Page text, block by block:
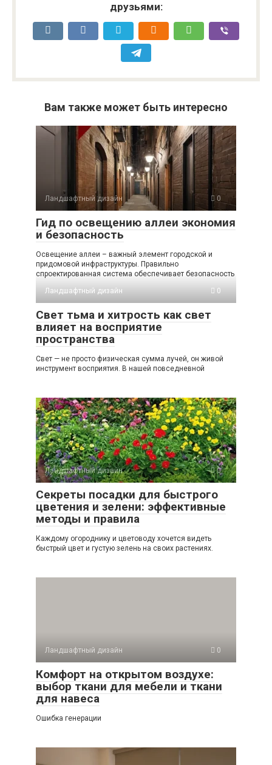
друзьями:
Вам также может быть интересно
Ландшафтный дизайн 0
Гид по освещению аллеи экономия
и безопасность
Освещение аллеи – важный элемент городской и
придомовой инфраструктуры. Правильно
спроектированная система обеспечивает безопасность
Ландшафтный дизайн
0
Свет тьма и хитрость как свет
влияет на восприятие
пространства
Свет — не просто физическая сумма лучей, он живой
инструмент восприятия. В нашей повседневной
Ландшафтный дизайн 0
Секреты посадки для быстрого
цветения и зелени: эффективные
методы и правила
Каждому огороднику и цветоводу хочется видеть
быстрый цвет и густую зелень на своих растениях.
Ландшафтный дизайн 0
Комфорт на открытом воздухе:
выбор ткани для мебели и ткани
для навеса
Ошибка генерации